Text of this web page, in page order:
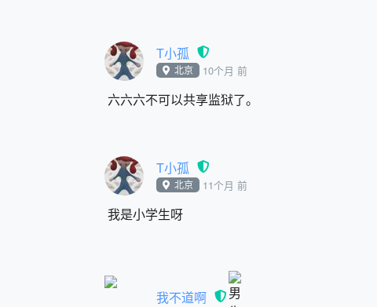
T小孤
北京 10个月 前
六六六不可以共享监狱了。
T小孤
北京 11个月 前
我是小学生呀
我不道啊